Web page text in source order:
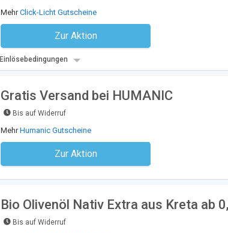
MehrClick-Licht Gutscheine
Zur AktionKein Code notwendig
Einlösebedingungen
Gratis Versand bei HUMANIC
Bis auf Widerruf
MehrHumanic Gutscheine
Zur AktionKein Code notwendig
Bio Olivenöl Nativ Extra aus Kreta ab
Bis auf Widerruf